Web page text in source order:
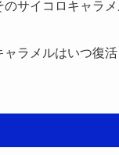
サイコロキャラ
ラメルはいつ復